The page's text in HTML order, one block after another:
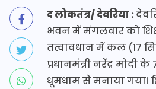
द लोकतंत्र/ देवरिया :
भवन में मंगलवार को
तत्वावधान में कल (17
प्रधानमंत्री नरेंद्र मोदी
धूमधाम से मनाया